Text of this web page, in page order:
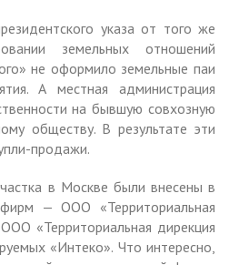
указа от того же
земельных отношений
не оформило земельные паи
А местная администрация
на бывшую совхозную
обществу. В результате эти
продажи.
в Москве были внесены в
— ООО «Территориальная
«Территориальная дирекция
«Интеко». Что интересно,